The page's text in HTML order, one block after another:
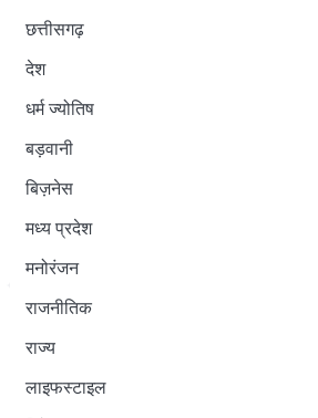
छत्तीसगढ़
देश
धर्म ज्योतिष
बड़वानी
बिज़नेस
मध्य प्रदेश
मनोरंजन
राजनीतिक
राज्य
लाइफस्टाइल